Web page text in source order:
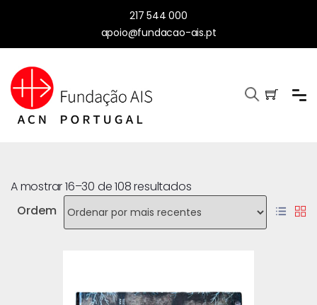
217 544 000
apoio@fundacao-ais.pt
A mostrar 16–30 de 108 resultados
Ordem